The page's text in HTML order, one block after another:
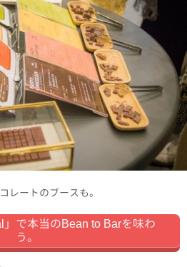
レートのブースも。
で本当のBean to Barを味わ
う。